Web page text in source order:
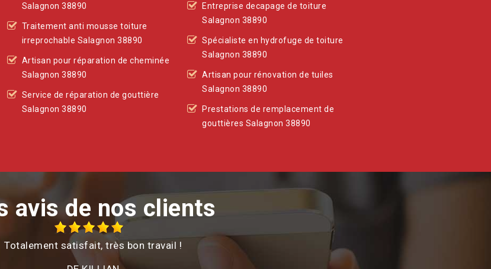
Salagnon 38890
Traitement anti mousse toiture
irreprochable Salagnon 38890
Artisan pour réparation de cheminée
Salagnon 38890
Service de réparation de gouttière
Salagnon 38890
Entreprise decapage de toiture
Salagnon 38890
Spécialiste en hydrofuge de toiture
Salagnon 38890
Artisan pour rénovation de tuiles
Salagnon 38890
Prestations de remplacement de
gouttières Salagnon 38890
avis de nos clients
Totalement satisfait, très bon travail !